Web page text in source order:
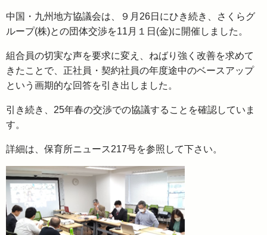
中国・九州地方協議会は、９月26日にひき続き、さくらグ
ループ(株)との団体交渉を11月１日(金)に開催しました。
組合員の切実な声を要求に変え、ねばり強く改善を求めて
きたことで、正社員・契約社員の年度途中のベースアップ
という画期的な回答を引き出しました。
引き続き、25年春の交渉での協議することを確認していま
す。
詳細は、保育所ニュース217号を参照して下さい。